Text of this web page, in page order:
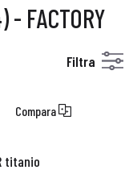
- FACTORY
Filtra
Compara
titanio